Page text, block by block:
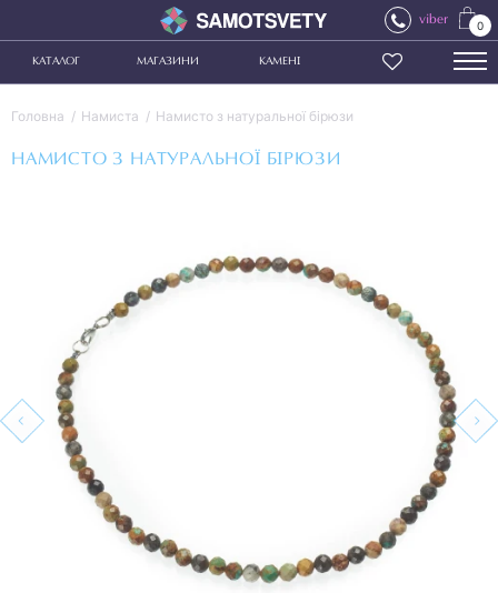
viber 0
КАТАЛОГ МАГАЗИНИ КАМЕНІ
Головна Намиста Намисто з натуральної бірюзи
НАМИСТО З НАТУРАЛЬНОЇ БІРЮЗИ